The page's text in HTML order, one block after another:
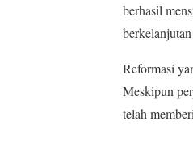
berhasil
Reformasi
Meskipun
telah